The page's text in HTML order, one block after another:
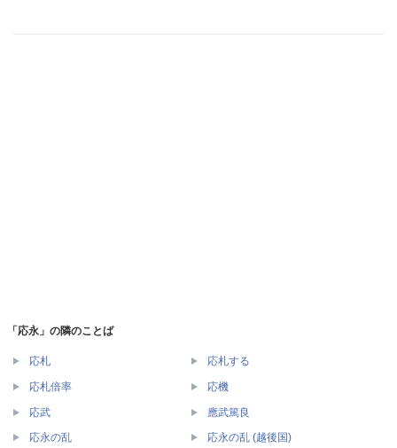
「応永」の隣のことば
応札 応札する
応札倍率 応機
応武 應武篤良
応永の乱 応永の乱 (越後国)